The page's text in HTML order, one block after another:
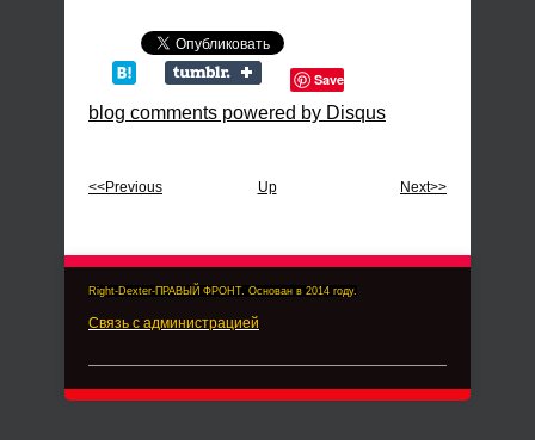
Save
blog comments powered by Disqus
<<Previous Up Next>>
Right-Dexter-ПРАВЫЙ ФРОНТ. Основан в 2014 году.
Связь с администрацией